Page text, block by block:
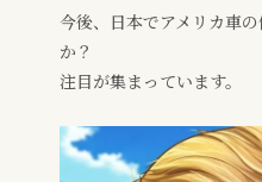
今後、日本でアメリカ車
か？
注目が集まっています。